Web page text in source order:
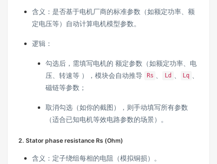
含义：是否基于电机厂商的标准参数（如额定功率、额
定电压等）自动计算电机模型参数。
逻辑：
勾选后，需填写电机的 额定参数（如额定功率、电
压、转速等 ），模块会自动推导
Rs Ld Lq
磁链等参数；
取消勾选（如你的截图），则手动填写所有参数
（适合已知电机等效电路参数的场景）。
2. Stator phase resistance Rs (Ohm)
含义：定子绕组每相的电阻（模拟铜损）。